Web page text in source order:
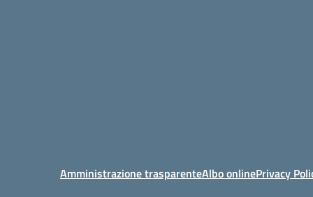
Amministrazione trasparenteAlbo onlinePrivacy